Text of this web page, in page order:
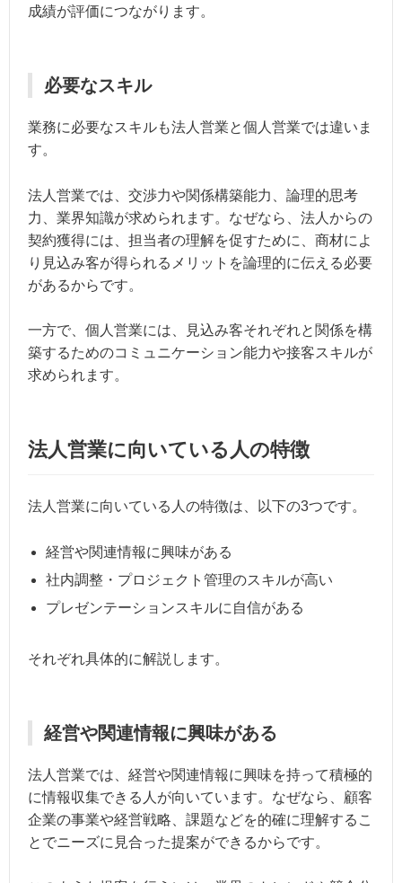
成績が評価につながります。
必要なスキル
業務に必要なスキルも法人営業と個人営業では違いま
す。
法人営業では、交渉力や関係構築能力、論理的思考
力、業界知識が求められます。なぜなら、法人からの
契約獲得には、担当者の理解を促すために、商材によ
り見込み客が得られるメリットを論理的に伝える必要
があるからです。
一方で、個人営業には、見込み客それぞれと関係を構
築するためのコミュニケーション能力や接客スキルが
求められます。
法人営業に向いている人の特徴
法人営業に向いている人の特徴は、以下の3つです。
経営や関連情報に興味がある
社内調整・プロジェクト管理のスキルが高い
プレゼンテーションスキルに自信がある
それぞれ具体的に解説します。
経営や関連情報に興味がある
法人営業では、経営や関連情報に興味を持って積極的
に情報収集できる人が向いています。なぜなら、顧客
企業の事業や経営戦略、課題などを的確に理解するこ
とでニーズに見合った提案ができるからです。